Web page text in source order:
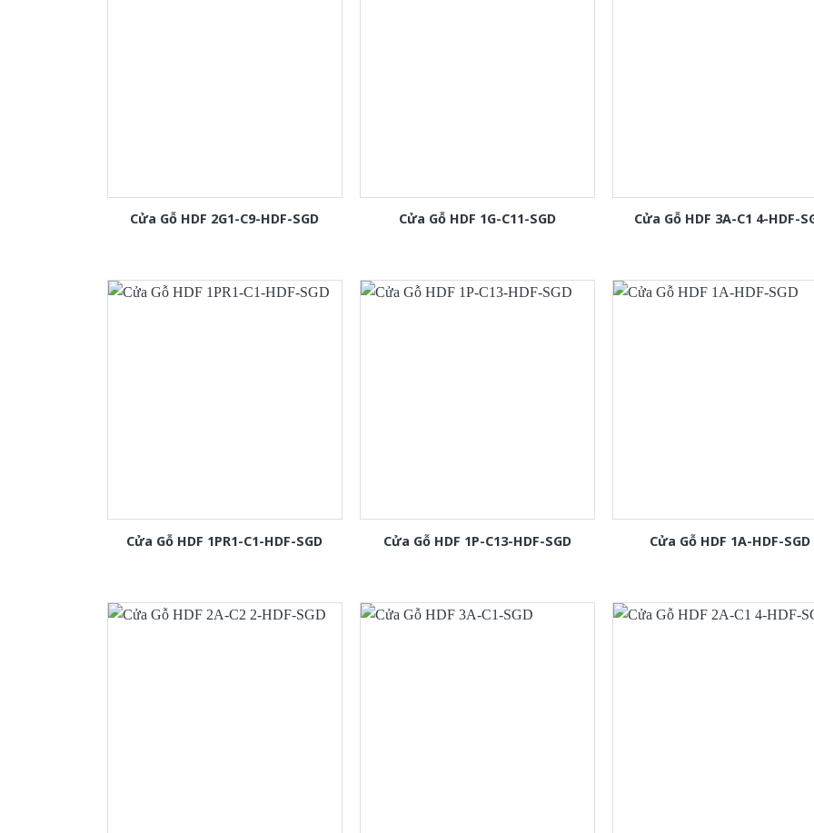
Cửa Gỗ HDF 2G1-C9-HDF-SGD Cửa Gỗ HDF 1G-C11-SGD Cửa Gỗ HDF 3A-C1 4-HDF-
Cửa Gỗ HDF 1PR1-C1-HDF-SGD Cửa Gỗ HDF 1P-C13-HDF-SGD Cửa Gỗ HDF 1A-HDF-SGD